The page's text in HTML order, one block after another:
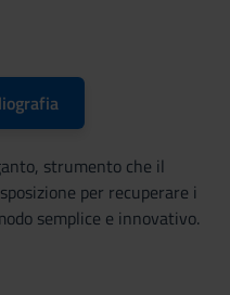
strumento che il
per recuperare i
semplice e innovativo.